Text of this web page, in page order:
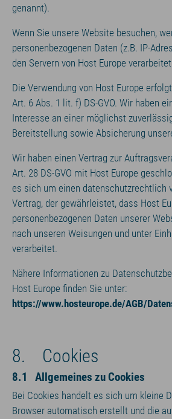
genannt).
Wenn Sie unsere Website besuchen,
personenbezogenen Daten (z.B. IP-
den Servern von Host Europe
Die Verwendung von Host Europe
Art. 6 Abs. 1 lit. f) DS-GVO. Wir haben
Interesse an einer möglichst
Bereitstellung sowie Absicherung
Wir haben einen Vertrag zur
Art. 28 DS-GVO mit Host Europe
es sich um einen datenschutzrechtlich
Vertrag, der gewährleistet, dass Host
personenbezogenen Daten unserer
nach unseren Weisungen und unter
verarbeitet.
Nähere Informationen zu
Host Europe finden Sie unter:
https://www.hosteurope.de/AGB/
8. Cookies
8.1 Allgemeines zu Cookies
Bei Cookies handelt es sich um kleine
Browser automatisch erstellt und die